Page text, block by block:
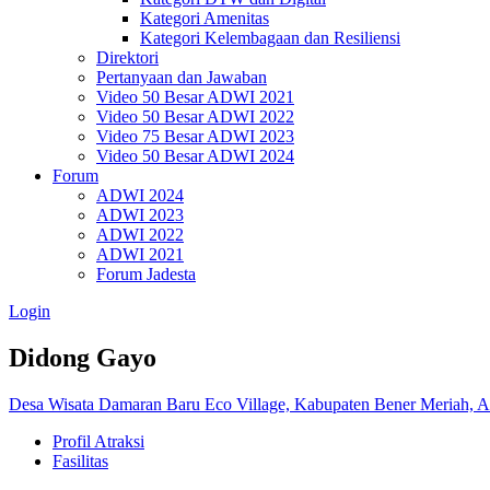
Kategori Amenitas
Kategori Kelembagaan dan Resiliensi
Direktori
Pertanyaan dan Jawaban
Video 50 Besar ADWI 2021
Video 50 Besar ADWI 2022
Video 75 Besar ADWI 2023
Video 50 Besar ADWI 2024
Forum
ADWI 2024
ADWI 2023
ADWI 2022
ADWI 2021
Forum Jadesta
Login
Didong Gayo
Desa Wisata Damaran Baru Eco Village, Kabupaten Bener Meriah,
Profil Atraksi
Fasilitas